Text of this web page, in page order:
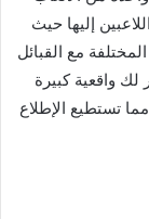
إليها حيث
مع القبائل
لك واقعية كبيرة
تستطيع الإطلاع